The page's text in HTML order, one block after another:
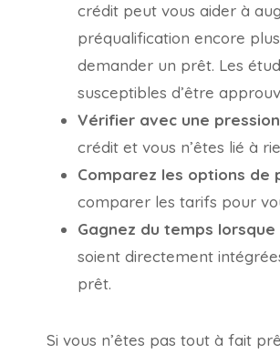
crédit peut vous aider à
préqualification encore
demander un prêt. Les
susceptibles d’être
Vérifier avec une
crédit et vous n’êtes lié à
Comparez les options de
comparer les tarifs pour
Gagnez du temps
soient directement
prêt.
Si vous n’êtes pas tout à fait